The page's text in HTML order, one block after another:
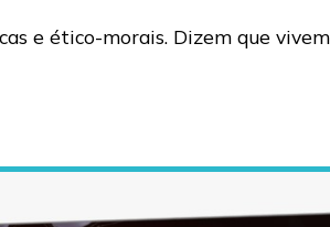
e ético-morais. Dizem que